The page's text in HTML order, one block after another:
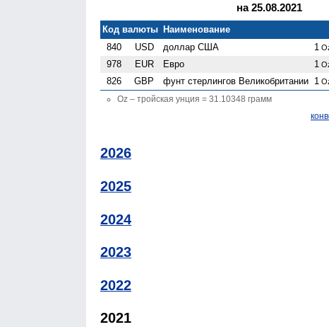
на 25.08.2021
Код валюты Наименование
840
USD доллар США 1
978 EUR Евро 1
826 GBP фунт стерлингов Велико­британии 1
Oz – тройская унция = 31.10348 грамм
2026
2025
2024
2023
2022
2021